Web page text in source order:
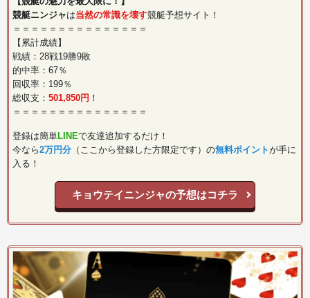
競艇ニンジャは当然の常識を壊す競艇予想サイト！
＝＝＝＝＝＝＝＝＝＝＝＝＝＝＝
【累計成績】
戦績：28戦19勝9敗
的中率：67％
回収率：199％
総収支： 501,850円 ！
＝＝＝＝＝＝＝＝＝＝＝＝＝＝＝
登録は簡単LINEで友達追加するだけ！
今なら2万円分 （ここから登録した方限定です）の無料ポイントが手に
入る！
キョウテイニンジャの予想はコチラ